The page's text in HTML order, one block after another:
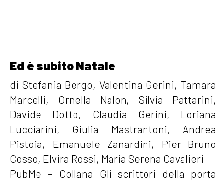
Ed è subito Natale
di Stefania Bergo, Valentina Gerini, Tamara
Marcelli, Ornella Nalon, Silvia Pattarini,
Davide Dotto, Claudia Gerini, Loriana
Lucciarini, Giulia Mastrantoni, Andrea
Pistoia, Emanuele Zanardini, Pier Bruno
Cosso, Elvira Rossi, Maria Serena Cavalieri
PubMe – Collana Gli scrittori della porta